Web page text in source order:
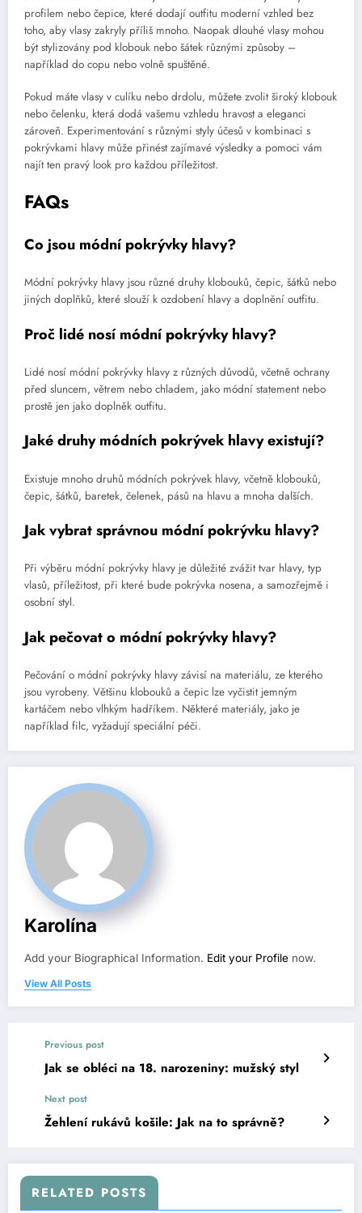
profilem nebo čepice, které dodají outfitu moderní vzhled bez
toho, aby vlasy zakryly příliš mnoho. Naopak dlouhé vlasy mohou
být stylizovány pod klobouk nebo šátek různými způsoby –
například do copu nebo volně spuštěné.
Pokud máte vlasy v culíku nebo drdolu, můžete zvolit široký klobouk
nebo čelenku, která dodá vašemu vzhledu hravost a eleganci
zároveň. Experimentování s různými styly účesů v kombinaci s
pokrývkami hlavy může přinést zajímavé výsledky a pomoci vám
najít ten pravý look pro každou příležitost.
FAQs
Co jsou módní pokrývky hlavy?
Módní pokrývky hlavy jsou různé druhy klobouků, čepic, šátků nebo
jiných doplňků, které slouží k ozdobení hlavy a doplnění outfitu.
Proč lidé nosí módní pokrývky hlavy?
Lidé nosí módní pokrývky hlavy z různých důvodů, včetně ochrany
před sluncem, větrem nebo chladem, jako módní statement nebo
prostě jen jako doplněk outfitu.
Jaké druhy módních pokrývek hlavy existují?
Existuje mnoho druhů módních pokrývek hlavy, včetně klobouků,
čepic, šátků, baretek, čelenek, pásů na hlavu a mnoha dalších.
Jak vybrat správnou módní pokrývku hlavy?
Při výběru módní pokrývky hlavy je důležité zvážit tvar hlavy, typ
vlasů, příležitost, při které bude pokrývka nosena, a samozřejmě i
osobní styl.
Jak pečovat o módní pokrývky hlavy?
Pečování o módní pokrývky hlavy závisí na materiálu, ze kterého
jsou vyrobeny. Většinu klobouků a čepic lze vyčistit jemným
kartáčem nebo vlhkým hadříkem. Některé materiály, jako je
například filc, vyžadují speciální péči.
Karolína
Add your Biographical Information. Edit your Profile now.
View All Posts
Previous post
Jak se obléci na 18. narozeniny: mužský styl
Next post
Žehlení rukávů košile: Jak na to správně?
RELATED POSTS